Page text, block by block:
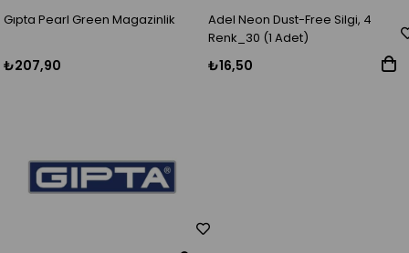
Gıpta Pearl Green Magazinlik
₺207,90
Adel Neon Dust-Free Silgi, 4
Renk_30 (1 Adet)
₺16,50